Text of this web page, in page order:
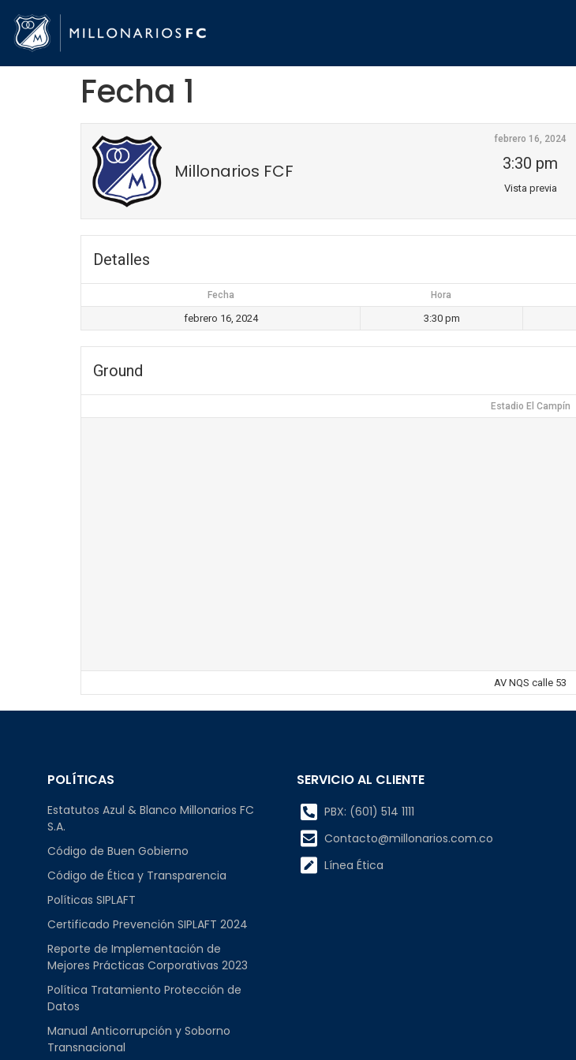
Fecha 1
Millonarios FCF
febrero 16, 2024
3:30 pm
Vista previa
Detalles
Fecha Hora
febrero 16, 2024 3:30 pm
Ground
Estadio El Campín
AV NQS calle 53
POLÍTICAS
Estatutos Azul & Blanco Millonarios FC
S.A.
Código de Buen Gobierno
Código de Ética y Transparencia
Políticas SIPLAFT
Certificado Prevención SIPLAFT 2024
Reporte de Implementación de
Mejores Prácticas Corporativas 2023
Política Tratamiento Protección de
Datos
Manual Anticorrupción y Soborno
Transnacional
SERVICIO AL CLIENTE
PBX: (601) 514 1111
Contacto@millonarios.com.co
Línea Ética